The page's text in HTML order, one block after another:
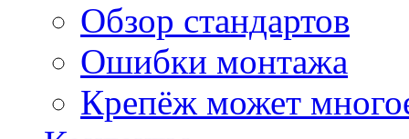
Обзор стандартов
Ошибки монтажа
Крепёж может